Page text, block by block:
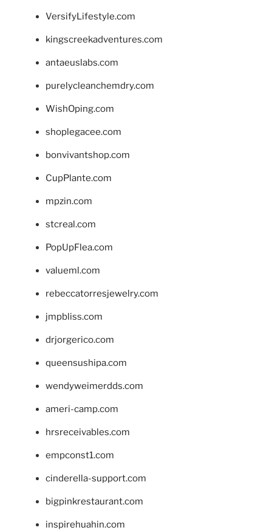
VersifyLifestyle.com
kingscreekadventures.com
antaeuslabs.com
purelycleanchemdry.com
WishOping.com
shoplegacee.com
bonvivantshop.com
CupPlante.com
mpzin.com
stcreal.com
PopUpFlea.com
valueml.com
rebeccatorresjewelry.com
jmpbliss.com
drjorgerico.com
queensushipa.com
wendyweimerdds.com
ameri-camp.com
hrsreceivables.com
empconst1.com
cinderella-support.com
bigpinkrestaurant.com
inspirehuahin.com